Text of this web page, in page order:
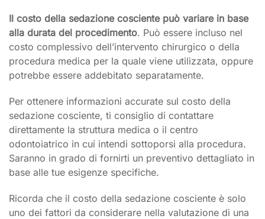
Il costo della sedazione cosciente può variare in base
alla durata del procedimento. Può essere incluso nel
costo complessivo dell’intervento chirurgico o della
procedura medica per la quale viene utilizzata, oppure
potrebbe essere addebitato separatamente.
Per ottenere informazioni accurate sul costo della
sedazione cosciente, ti consiglio di contattare
direttamente la struttura medica o il centro
odontoiatrico in cui intendi sottoporsi alla procedura.
Saranno in grado di fornirti un preventivo dettagliato in
base alle tue esigenze specifiche.
Ricorda che il costo della sedazione cosciente è solo
uno dei fattori da considerare nella valutazione di una